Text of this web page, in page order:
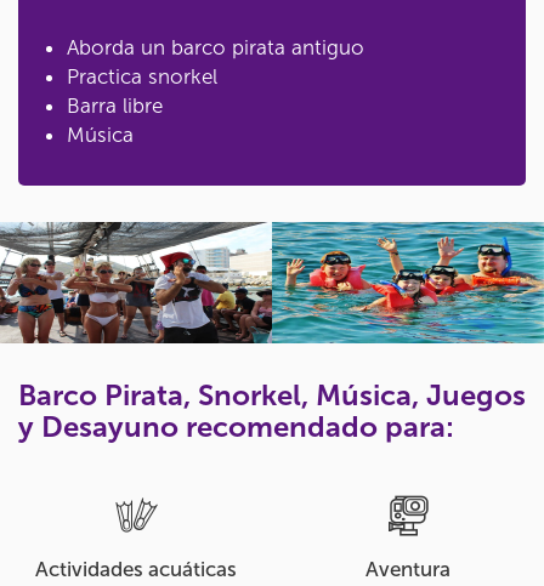
Aborda un barco pirata antiguo
Practica snorkel
Barra libre
Música
Barco Pirata, Snorkel, Música, Juegos
y Desayuno recomendado para:
Actividades acuáticas Aventura